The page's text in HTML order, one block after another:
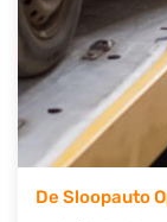
Chevrolet,
Kia, Mazda,
Peugeot,
Toyota,
De Sloopauto